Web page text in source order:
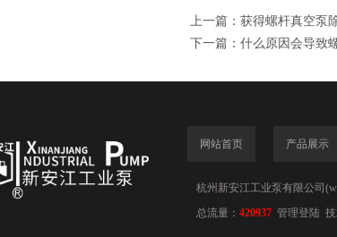
上一篇： 获得螺杆真空泵
下一篇： 什么原因会导致
网站首页 产品展示
杭州新安江工业泵有限公司
总流量： 420937 管理登陆